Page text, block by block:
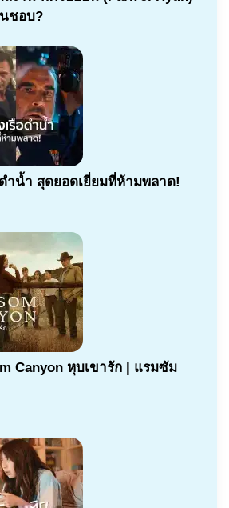
ชอบ?
ำน้ำ สุดยอดเยี่ยมที่ห้ามพลาด!
Canyon หุบเขารัก | แรมซัม